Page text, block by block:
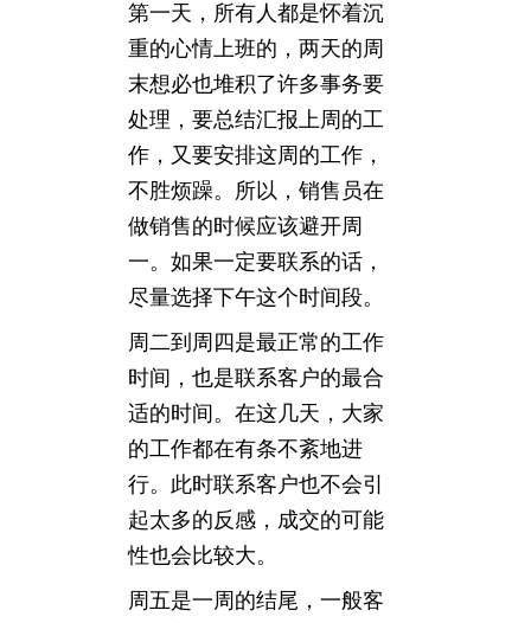
第一天，所有人都是怀着沉
重的心情上班的，两天的周
末想必也堆积了许多事务要
处理，要总结汇报上周的工
作，又要安排这周的工作，
不胜烦躁。所以，销售员在
做销售的时候应该避开周
一。如果一定要联系的话，
尽量选择下午这个时间段。
周二到周四是最正常的工作
时间，也是联系客户的最合
适的时间。在这几天，大家
的工作都在有条不紊地进
行。此时联系客户也不会引
起太多的反感，成交的可能
性也会比较大。
周五是一周的结尾，一般客